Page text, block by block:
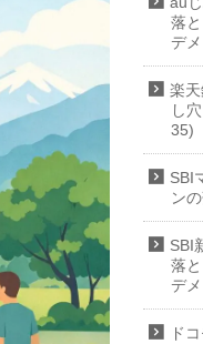
落
デメ
楽
し
35)
SBI
ン
SBI
落
デメ
ド